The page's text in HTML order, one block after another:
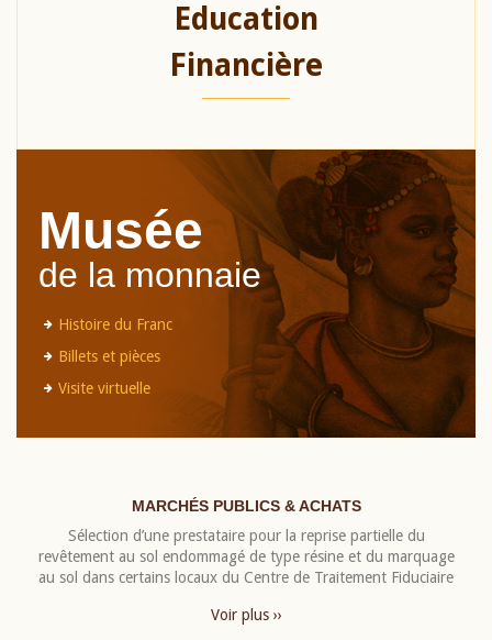
Education
Financière
Musée
de la monnaie
Histoire du Franc
Billets et pièces
Visite virtuelle
MARCHÉS PUBLICS & ACHATS
Sélection d’une prestataire pour la reprise partielle du
revêtement au sol endommagé de type résine et du marquage
au sol dans certains locaux du Centre de Traitement Fiduciaire
Voir plus ››